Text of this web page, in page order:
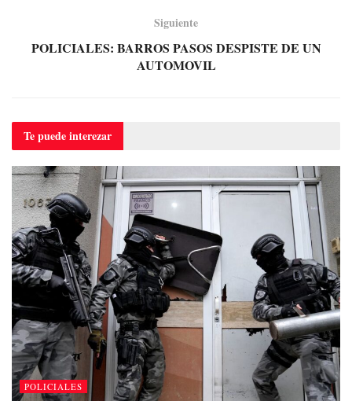
Siguiente
POLICIALES: BARROS PASOS DESPISTE DE UN
AUTOMOVIL
Te puedeinterezar
POLICIALES